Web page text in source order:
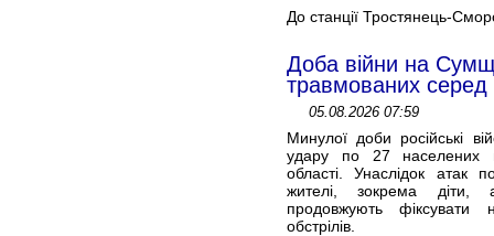
До станції Тростянець-
Доба війни на
травмованих серед
05.08.2026 07:59
Минулої доби російські
удару по 27 населених
області. Унаслідок атак
жителі, зокрема діти,
продовжують фіксувати
обстрілів.